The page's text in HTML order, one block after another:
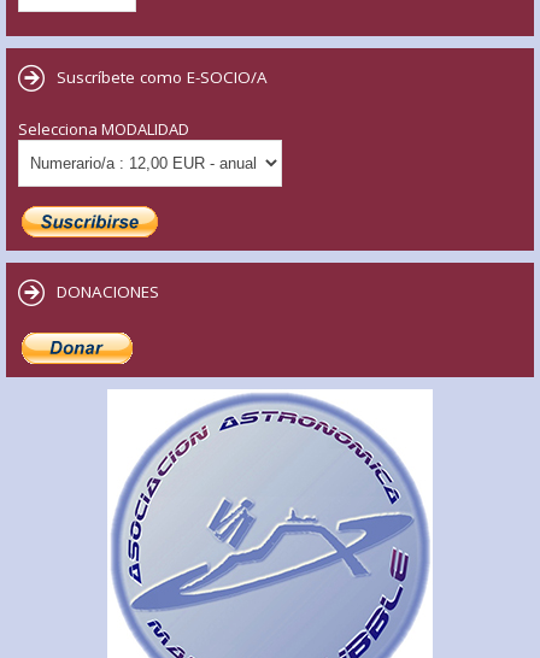
Suscríbete como E-SOCIO/A
Selecciona MODALIDAD
DONACIONES